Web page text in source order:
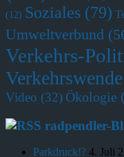
(12) Soziales (79)
Umweltverbund
Verkehrs-
Verkehrswende
Video (32) Ökologie
radpendler-
Parkdruck!? 4. Juli